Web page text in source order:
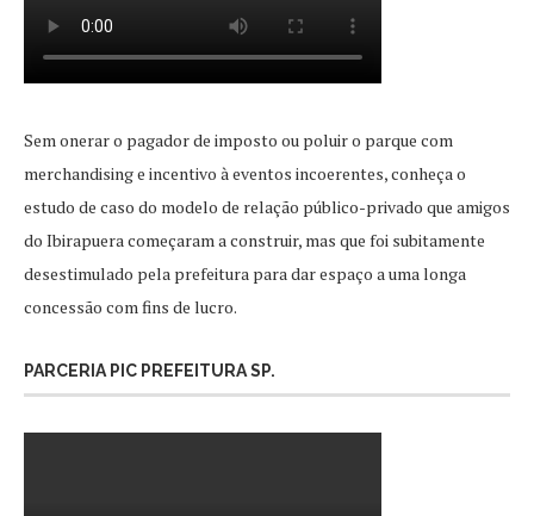
Sem onerar o pagador de imposto ou poluir o parque com
merchandising e incentivo à eventos incoerentes, conheça o
estudo de caso do modelo de relação público-privado que amigos
do Ibirapuera começaram a construir, mas que foi subitamente
desestimulado pela prefeitura para dar espaço a uma longa
concessão com fins de lucro.
PARCERIA PIC PREFEITURA SP.